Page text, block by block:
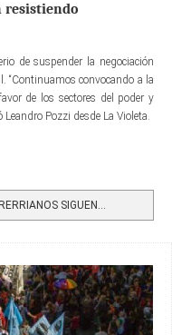
resistiendo
de suspender la negociación
“Continuamos convocando a la
de los sectores del poder y
Leandro Pozzi desde La Violeta.
SIGUEN...